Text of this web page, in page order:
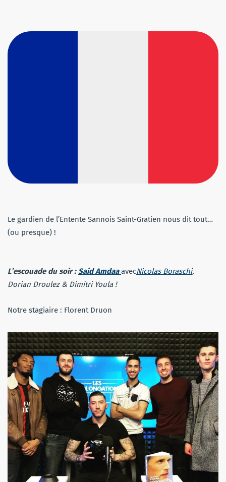
Le gardien de l’Entente Sannois Saint-Gratien nous dit tout…
(ou presque) !
L’escouade du soir :SaidAmdaaavecNicolas Boraschi,
Dorian Droulez & Dimitri Youla !
Notre stagiaire : Florent Druon